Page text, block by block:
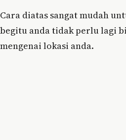
Cara diatas sangat mudah
begitu anda tidak perlu lagi
mengenai lokasi anda.